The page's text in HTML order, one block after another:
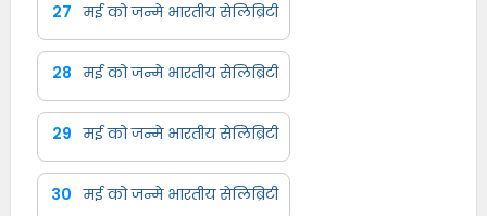
27 मई को जन्मे भारतीय सेलिब्रिटी
28 मई को जन्मे भारतीय सेलिब्रिटी
29 मई को जन्मे भारतीय सेलिब्रिटी
30 मई को जन्मे भारतीय सेलिब्रिटी